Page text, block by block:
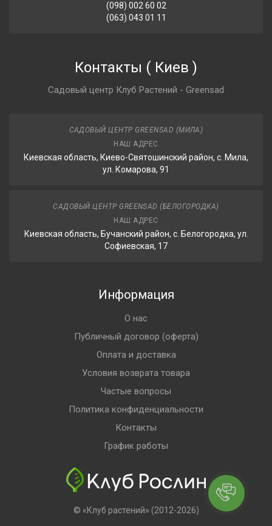
(098) 002 60 02
(063) 043 01 11
Контакты ( Киев )
Садовый центр Клуб Растений - Greensad
САДОВЫЙ ЦЕНТР GREENSAD (МИЛА)
НАШ АДРЕС
Киевская область, Киево-Святошинский район, с. Мила,
ул. Комарова, 91
САДОВЫЙ ЦЕНТР GREENSAD (БЕЛОГОРОДКА)
НАШ АДРЕС
Киевская область, Бучанский район, с. Белогородка, ул.
Софиевская, 17
Информация
О нас
Публичный договор (оферта)
Оплата и доставка
Условия возврата товара
Частые вопросы
Политика конфиденциальности
Контакты
График работы
© «Клуб растений» (2012-2026)